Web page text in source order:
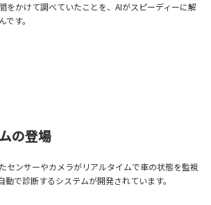
をかけて調べていたことを、AIがスピーディーに解
す。
の登場
センサーやカメラがリアルタイムで車の状態を監視
動で診断するシステムが開発されています。